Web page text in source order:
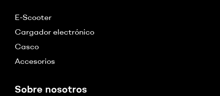
E-Scooter
Cargador electrónico
Casco
Accesorios
Sobre nosotros